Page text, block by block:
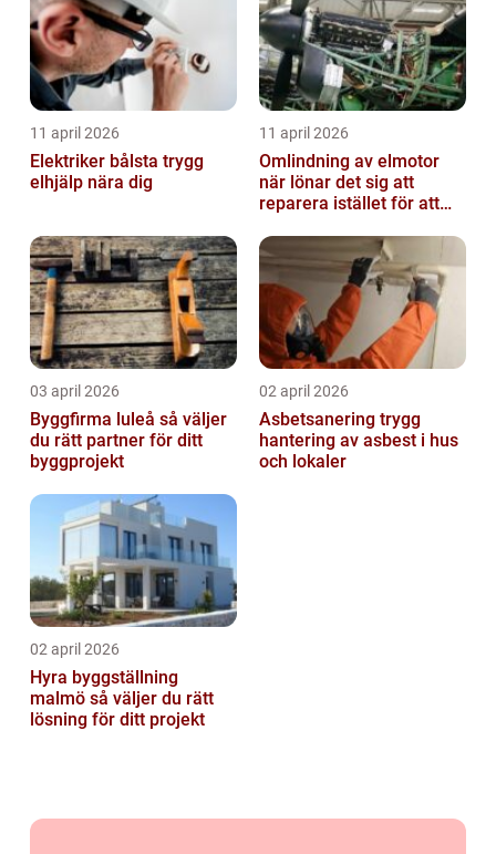
11 april 2026
Elektriker bålsta trygg
elhjälp nära dig
11 april 2026
Omlindning av elmotor
när lönar det sig att
reparera istället för att
03 april 2026
Byggfirma luleå så väljer
du rätt partner för ditt
byggprojekt
02 april 2026
Asbetsanering trygg
hantering av asbest i hus
och lokaler
02 april 2026
Hyra byggställning
malmö så väljer du rätt
lösning för ditt projekt